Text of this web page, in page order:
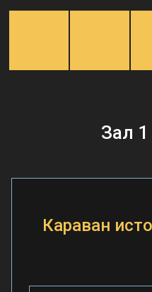
Зал
Караван